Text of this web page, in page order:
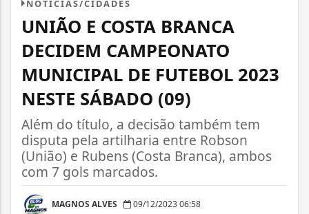
NOTÍCIAS/CIDADES
UNIÃO E COSTA BRANCA
DECIDEM CAMPEONATO
MUNICIPAL DE FUTEBOL 2023
NESTE SÁBADO (09)
Além do título, a decisão também tem
disputa pela artilharia entre Robson
(União) e Rubens (Costa Branca), ambos
com 7 gols marcados.
MAGNOS ALVES 09/12/2023 06:58